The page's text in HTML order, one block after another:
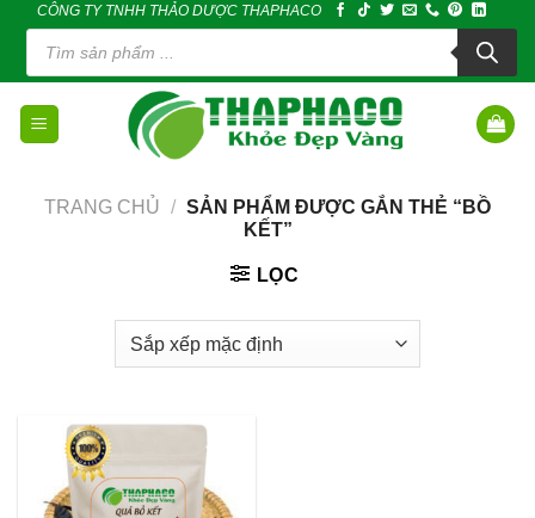
content
CÔNG TY TNHH THẢO DƯỢC THAPHACO
Tìm
kiếm
phẩm
TRANG CHỦ / SẢN PHẨM ĐƯỢC GẮN THẺ “BỒ
KẾT”
LỌC